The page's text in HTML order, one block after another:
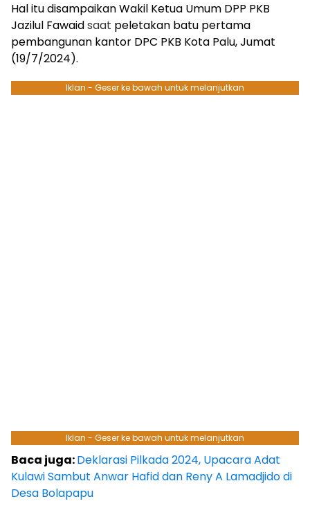
Hal itu disampaikan Wakil Ketua Umum DPP PKB
Jazilul Fawaidsaat peletakan batu pertama
pembangunan kantor DPC PKB Kota Palu, Jumat
(19/7/2024).
Iklan - Geser ke bawah untuk melanjutkan
Iklan - Geser ke bawah untuk melanjutkan
Baca juga:Deklarasi Pilkada 2024, Upacara Adat
Kulawi Sambut Anwar Hafid dan Reny A Lamadjido di
Desa Bolapapu